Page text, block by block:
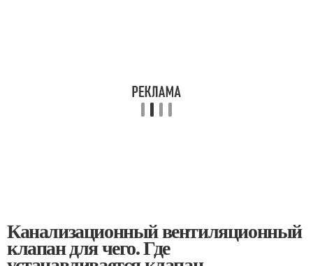
Канализационный вентиляционный
клапан для чего. Где